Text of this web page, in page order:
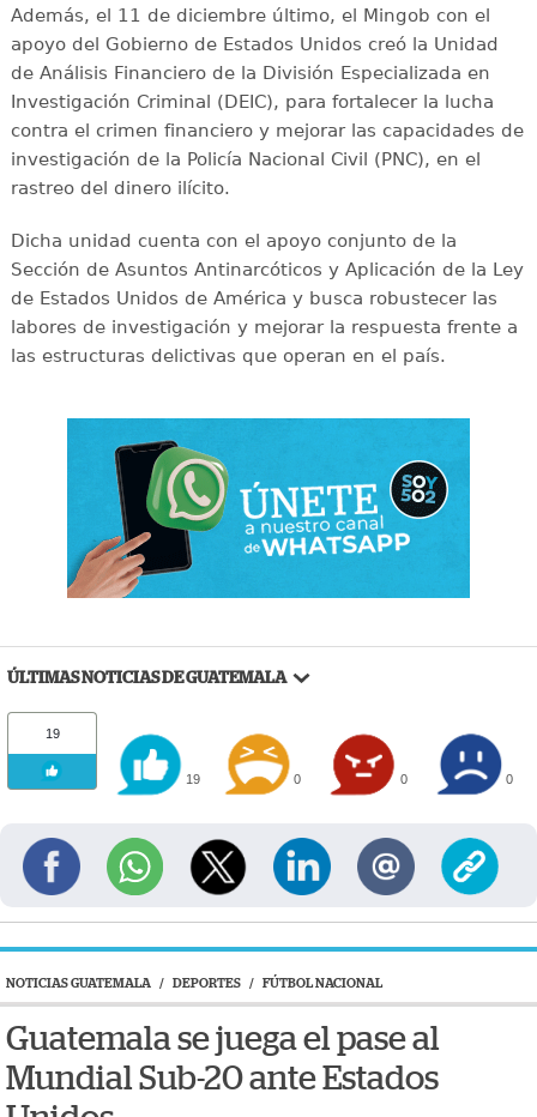
Además, el 11 de diciembre último, el Mingob con el
apoyo del Gobierno de Estados Unidos creó la Unidad
de Análisis Financiero de la División Especializada en
Investigación Criminal (DEIC), para fortalecer la lucha
contra el crimen financiero y mejorar las capacidades de
investigación de la Policía Nacional Civil (PNC), en el
rastreo del dinero ilícito.
Dicha unidad cuenta con el apoyo conjunto de la
Sección de Asuntos Antinarcóticos y Aplicación de la Ley
de Estados Unidos de América y busca robustecer las
labores de investigación y mejorar la respuesta frente a
las estructuras delictivas que operan en el país.
ÚLTIMAS NOTICIAS DE GUATEMALA
19
19 0 0 0
NOTICIAS GUATEMALA / DEPORTES / FÚTBOL NACIONAL
Guatemala se juega el pase al
Mundial Sub-20 ante Estados